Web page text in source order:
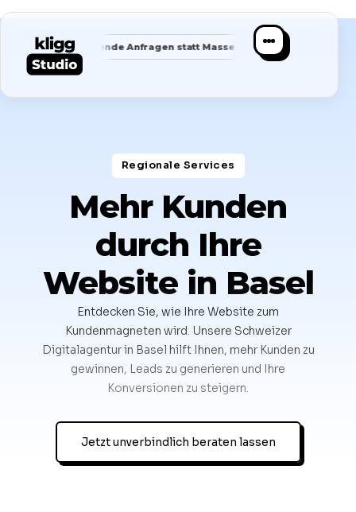
Passende Anfragen statt Masse ✦ Saubere Positionierung
Regionale Services​
Mehr Kunden
durch Ihre
Website in Basel
Entdecken Sie, wie Ihre Website zum
Kundenmagneten wird. Unsere Schweizer
Digitalagentur in Basel hilft Ihnen, mehr Kunden zu
gewinnen, Leads zu generieren und Ihre
Konversionen zu steigern.
Jetzt unverbindlich beraten lassen